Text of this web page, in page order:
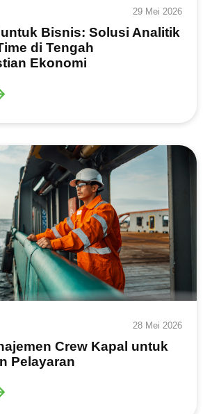
29 Mei 2026
untuk Bisnis: Solusi Analitik
di Tengah
Ekonomi
28 Mei 2026
Crew Kapal untuk
Pelayaran